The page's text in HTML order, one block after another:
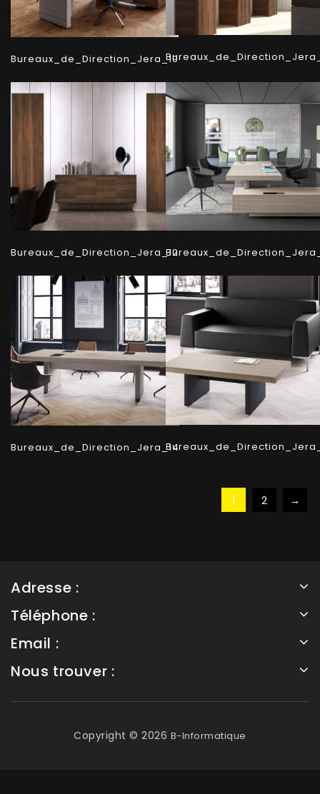
Bureaux_de_Direction_Jera_10
Bureaux_de_Direction_Jera_12
Bureaux_de_Direction_Jera_14
1 2 →
Adresse :
Téléphone :
Email :
Nous trouver :
Copyright © 2026 B-Informatique